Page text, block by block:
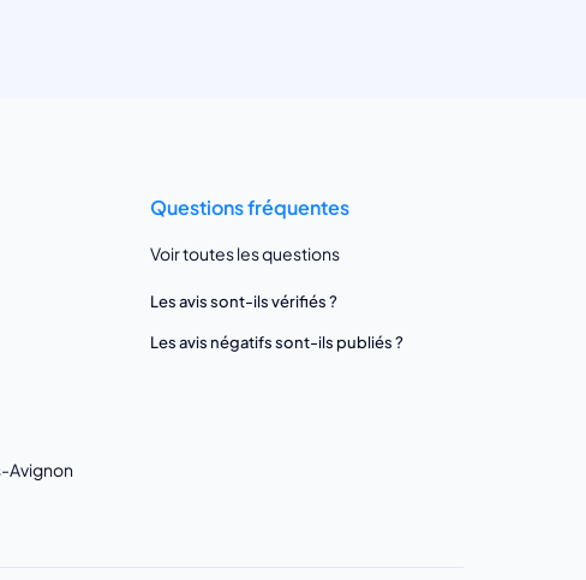
Avignon
Questions fréquentes
Voir toutes les questions
Les avis sont-ils vérifiés ?
Les avis négatifs sont-ils publiés ?